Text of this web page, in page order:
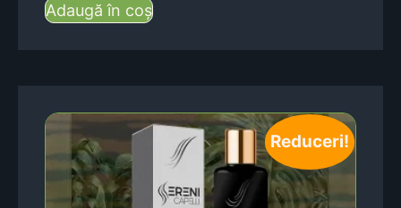
Adaugă în coș
Reduceri!